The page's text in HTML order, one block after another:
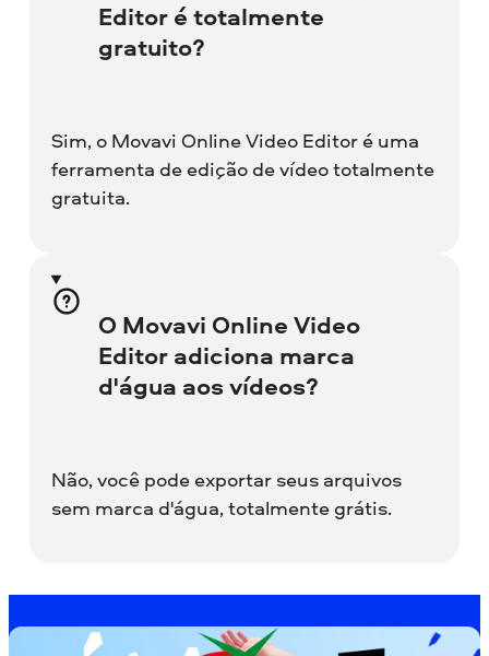
Editor é totalmente
gratuito?
Sim, o Movavi Online Video Editor é uma
ferramenta de edição de vídeo totalmente
gratuita.
O Movavi Online Video
Editor adiciona marca
d'água aos vídeos?
Não, você pode exportar seus arquivos
sem marca d'água, totalmente grátis.